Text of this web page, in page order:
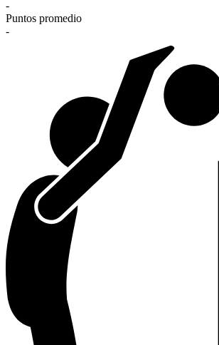
-
Puntos promedio
-